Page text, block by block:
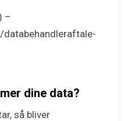
–
dine data?
så bliver